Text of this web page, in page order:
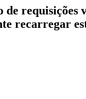
de requisições
recarregar